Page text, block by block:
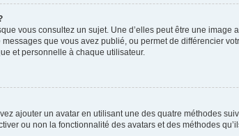
vous consultez un sujet. Une d’elles peut être une
que vous avez publié, ou permet de différencier
et personnelle à chaque utilisateur.
ajouter un avatar en utilisant une des quatre méthodes
ou non la fonctionnalité des avatars et des méthodes